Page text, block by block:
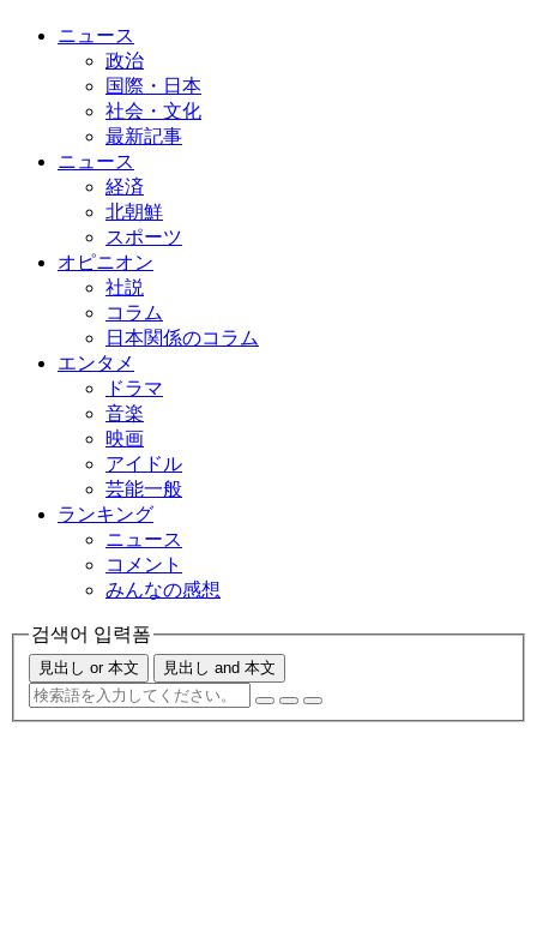
ニュース
政治
国際・日本
社会・文化
最新記事
ニュース
経済
北朝鮮
スポーツ
オピニオン
社説
コラム
日本関係のコラム
エンタメ
ドラマ
音楽
映画
アイドル
芸能一般
ランキング
ニュース
コメント
みんなの感想
검색어 입력폼
見出し or 本文 見出し and 本文